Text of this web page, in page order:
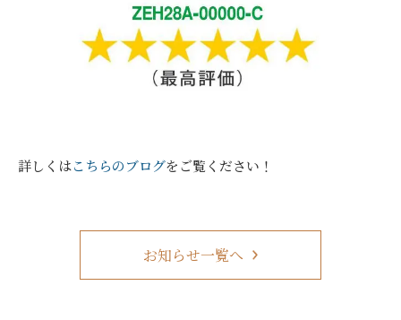
詳しくはこちらのブログをご覧ください！
お知らせ一覧へ